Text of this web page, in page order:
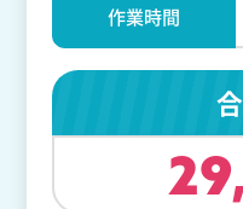
作業時間